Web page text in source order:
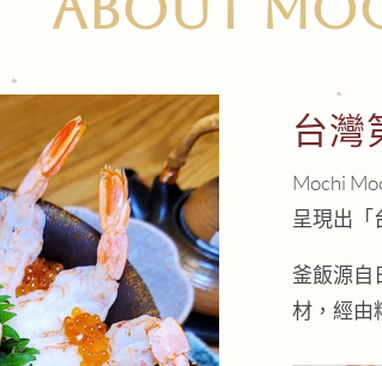
台灣
Mochi
呈現出「
釜飯源自
材，經由